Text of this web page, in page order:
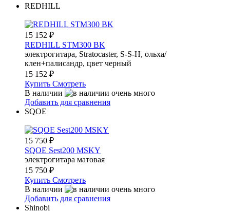
REDHILL
15 152 ₽
REDHILL STM300 BK
электрогитара, Stratocaster, S-S-H, ольха/
клен+палисандр, цвет черный
15 152 ₽
Купить Смотреть
В наличии
Добавить для сравнения
SQOE
15 750 ₽
SQOE Sest200 MSKY
электрогитара матовая
15 750 ₽
Купить Смотреть
В наличии
Добавить для сравнения
Shinobi